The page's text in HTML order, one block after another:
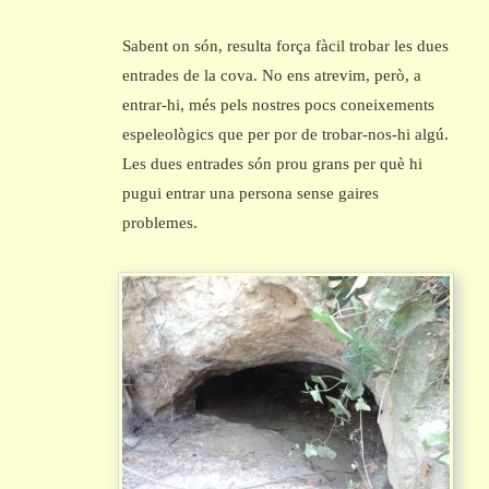
Sabent on són, resulta força fàcil trobar les dues
entrades de la cova. No ens atrevim, però, a
entrar-hi, més pels nostres pocs coneixements
espeleològics que per por de trobar-nos-hi algú.
Les dues entrades són prou grans per què hi
pugui entrar una persona sense gaires
problemes.